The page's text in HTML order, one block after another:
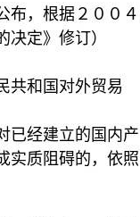
布，根据２００４
定》修订）
和国对外贸易
经建立的国内产
实质阻碍的，依照